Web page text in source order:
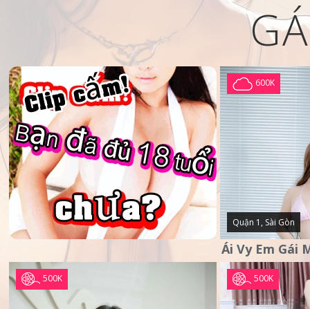
600K
Quận 1, Sài Gòn
500K 500K